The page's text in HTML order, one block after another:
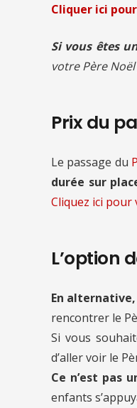
Cliquer ici
Si vous êtes
votre Père
Prix du
Le passage du
durée sur
Cliquez ici
L’option
En alternative,
rencontrer le
Si vous
d’aller voir le
Ce n’est pas
enfants